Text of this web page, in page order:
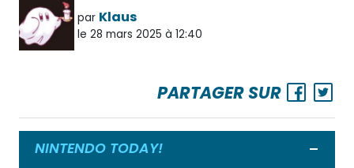
par Klaus
le 28 mars 2025 à 12:40
PARTAGER SUR
NINTENDO TODAY!